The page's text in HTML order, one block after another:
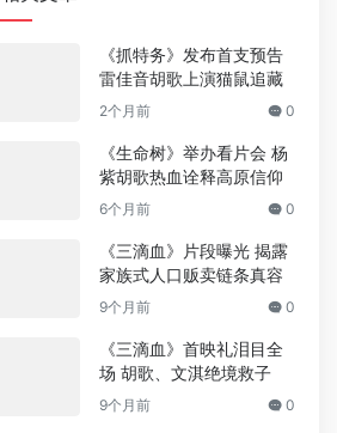
《抓特务》发布首支预告
雷佳音胡歌上演猫鼠追藏
2个月前 0
《生命树》举办看片会 杨
紫胡歌热血诠释高原信仰
6个月前 0
《三滴血》片段曝光 揭露
家族式人口贩卖链条真容
9个月前 0
《三滴血》首映礼泪目全
场 胡歌、文淇绝境救子
9个月前 0